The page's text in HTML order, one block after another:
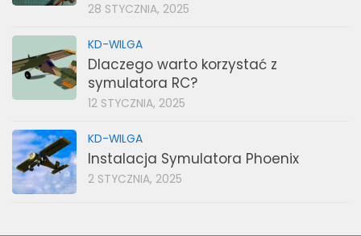
28 STYCZNIA, 2025
KD-WILGA
Dlaczego warto korzystać z
symulatora RC?
12 STYCZNIA, 2025
KD-WILGA
Instalacja Symulatora Phoenix
2 STYCZNIA, 2025